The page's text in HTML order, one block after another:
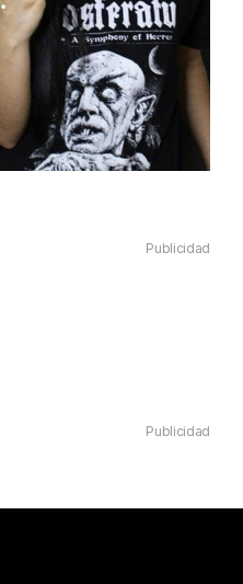
Publicidad
Publicidad